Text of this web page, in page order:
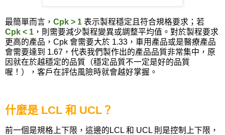
最簡單而言， Cpk > 1 表示製程穩定且符合規格要求；若
Cpk < 1 ，則需要減少製程變異或調整平均值。對於製程要求
更高的產品， Cpk 會需要大於 1.33 ，車用產品或是醫療產品
會需要達到 1.67 ，代表我們製作出的產品品質非常集中，原
因就在於越穩定的品質（穩定品質不一定是好的品質
喔！），客戶在評估風險時就會越好掌握。
什麼是 LCL 和 UCL ？
前一個是規格上下限，這邊的 LCL 和 UCL 則是控制上下限，